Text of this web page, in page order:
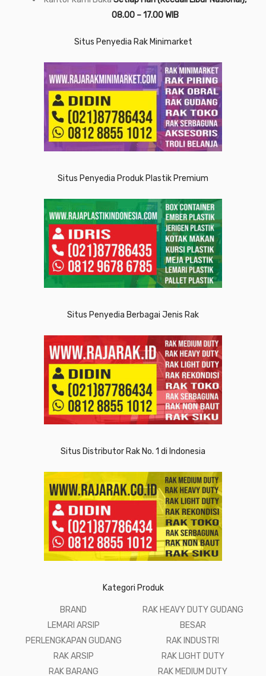
08.00 – 17.00 WIB
Situs Penyedia Rak Minimarket
Situs Penyedia Produk Plastik Premium
Situs Penyedia Berbagai Jenis Rak
Situs Distributor Rak No. 1 di Indonesia
Kategori Produk
BRAND
LEMARI ARSIP
PERLENGKAPAN GUDANG
RAK ARSIP
RAK BARANG
RAK HEAVY DUTY GUDANG
BESAR
RAK INDUSTRI
RAK LIGHT DUTY
RAK MEDIUM DUTY